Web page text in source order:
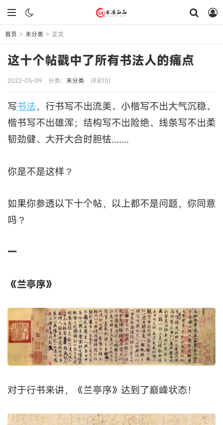
首页 > 未分类 > 正文
这十个帖戳中了所有书法人的痛点
2022-05-09 分类： 未分类 评论(0)
写书法，行书写不出流美、小楷写不出大气沉稳、
楷书写不出雄浑；结构写不出险绝、线条写不出柔
韧劲健、大开大合时胆怯.......
你是不是这样？
如果你参透以下十个帖，以上都不是问题，你同意
吗？
一
《兰亭序》
对于行书来讲，《兰亭序》达到了巅峰状态！